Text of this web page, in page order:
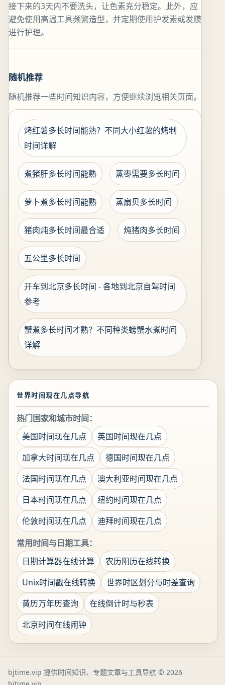
接下来的3天内不要洗头，让色素充分稳定。此外，应
避免使用高温工具频繁造型，并定期使用护发素或发膜
进行护理。
随机推荐
随机推荐一些时间知识内容，方便继续浏览相关页面。
烤红薯多长时间能熟？不同大小红薯的烤制
时间详解
煮猪肝多长时间能熟 蒸枣需要多长时间
萝卜煮多长时间能熟 蒸扇贝多长时间
猪肉炖多长时间最合适 炖猪肉多长时间
五公里多长时间
开车到北京多长时间 - 各地到北京自驾时间
参考
蟹煮多长时间才熟？不同种类螃蟹水煮时间
详解
世界时间现在几点导航
热门国家和城市时间：
美国时间现在几点
英国时间现在几点
加拿大时间现在几点
德国时间现在几点
法国时间现在几点
澳大利亚时间现在几点
日本时间现在几点
纽约时间现在几点
伦敦时间现在几点
迪拜时间现在几点
常用时间与日期工具：
日期计算器在线计算
农历阳历在线转换
Unix时间戳在线转换
世界时区划分与时差查询
黄历万年历查询
在线倒计时与秒表
北京时间在线闹钟
bjtime.vip 提供时间知识、专题文章与工具导航 © 2026